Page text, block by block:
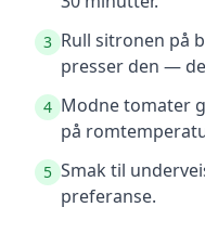
3 Rull sitronen på
presser den —
4 Modne tomater
på
5 Smak til
preferanse.